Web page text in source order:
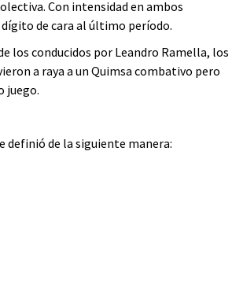
Con intensidad en ambos
de cara al último período.
los conducidos por Leandro Ramella, los
a raya a un Quimsa combativo pero
juego.
definió de la siguiente manera: